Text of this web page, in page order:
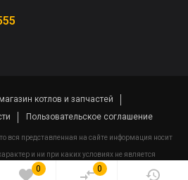
0 0
котлов и запчастей
Пользовательское соглашение
вся представленная на сайте информация носит
и ни при каких условиях не является
Статьи 437(2) Гражданского кодекса